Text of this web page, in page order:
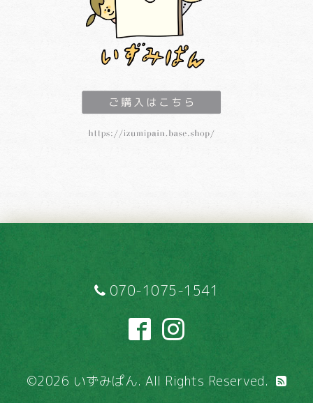
070-1075-1541
©2026 いずみぱん. All Rights Reserved.